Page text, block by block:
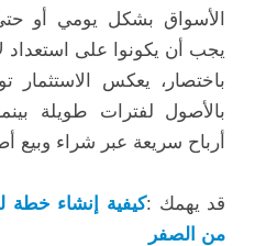
الأسواق بشكل يومي أو
يجب أن يكونوا على استعداد
باختصار، يعكس الاستثمار
بالأصول لفترات طويلة
أرباح سريعة عبر شراء وبيع
قد يهمك :كيفية إنشاء
من الصفر